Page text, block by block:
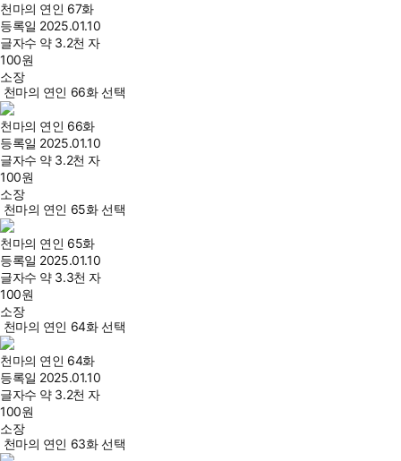
천마의 연인 67화
등록일 2025.01.10
글자수 약 3.2천 자
100원
소장
천마의 연인 66화 선택
천마의 연인 66화
등록일 2025.01.10
글자수 약 3.2천 자
100원
소장
천마의 연인 65화 선택
천마의 연인 65화
등록일 2025.01.10
글자수 약 3.3천 자
100원
소장
천마의 연인 64화 선택
천마의 연인 64화
등록일 2025.01.10
글자수 약 3.2천 자
100원
소장
천마의 연인 63화 선택